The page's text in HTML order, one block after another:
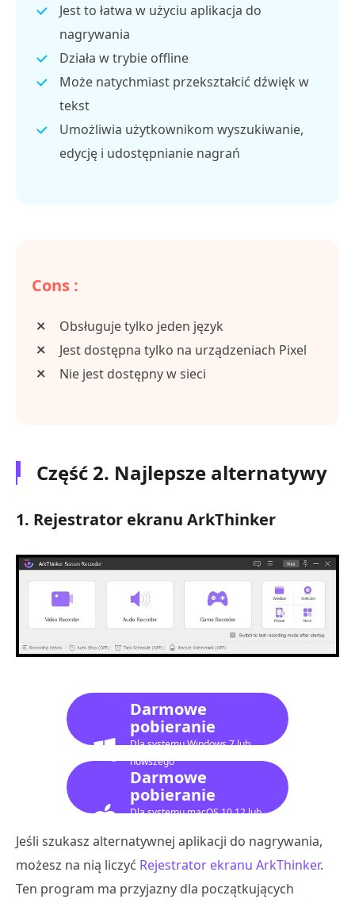
Jest to łatwa w użyciu aplikacja do
nagrywania
Działa w trybie offline
Może natychmiast przekształcić dźwięk w
tekst
Umożliwia użytkownikom wyszukiwanie,
edycję i udostępnianie nagrań
Cons :
Obsługuje tylko jeden język
Jest dostępna tylko na urządzeniach Pixel
Nie jest dostępny w sieci
Część 2. Najlepsze alternatywy
1. Rejestrator ekranu ArkThinker
Darmowe
pobieranie
Dla systemu Windows 7 lub
nowszego
Darmowe
pobieranie
Dla systemu macOS 10.12 lub
Jeśli szukasz alternatywnej aplikacji do nagrywania,
możesz na nią liczyć Rejestrator ekranu ArkThinker.
Ten program ma przyjazny dla początkujących